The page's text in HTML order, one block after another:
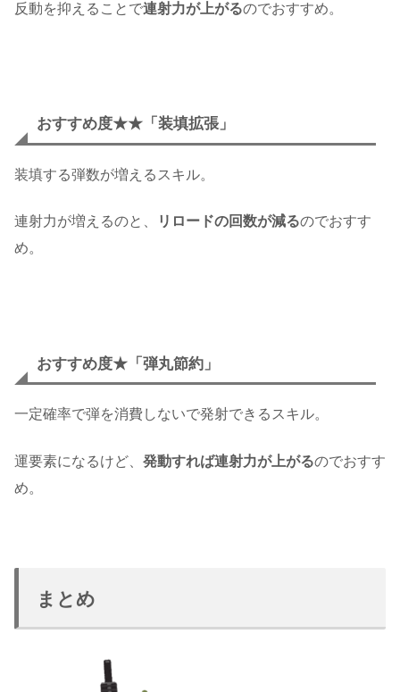
反動を抑えることで連射力が上がるのでおすすめ。
おすすめ度★★「装填拡張」
装填する弾数が増えるスキル。
連射力が増えるのと、 リロードの回数が減るのでおすす
め。
おすすめ度★「弾丸節約」
一定確率で弾を消費しないで発射できるスキル。
運要素になるけど、 発動すれば連射力が上がるのでおすす
め。
まとめ